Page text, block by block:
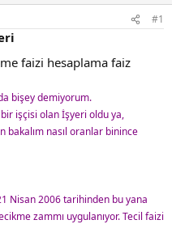
#1
faizi hesaplama faiz
bişey demiyorum.
bir işçisi olan İşyeri oldu ya,
bakalım nasıl oranlar binince
Nisan 2006 tarihinden bu yana
zammı uygulanıyor. Tecil faizi